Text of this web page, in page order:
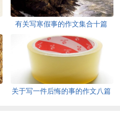
有关写寒假事的作文集合十篇
关于写一件后悔的事的作文八篇